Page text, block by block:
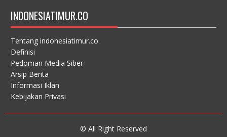
INDONESIATIMUR.CO
Tentang indonesiatimur.co
Definisi
Pedoman Media Siber
Arsip Berita
Informasi Iklan
Kebijakan Privasi
© All Right Reserved